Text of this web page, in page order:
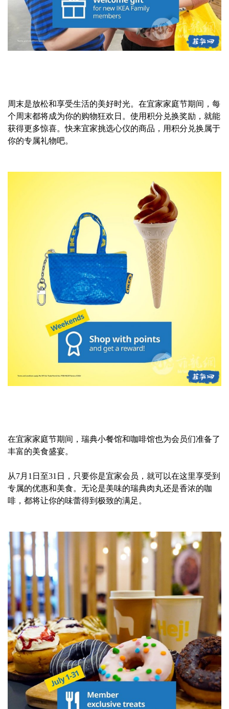
周末是放松和享受生活的美好时光。在宜家家庭节期间，每
个周末都将成为你的购物狂欢日。使用积分兑换奖励，就能
获得更多惊喜。快来宜家挑选心仪的商品，用积分兑换属于
你的专属礼物吧。
在宜家家庭节期间，瑞典小餐馆和咖啡馆也为会员们准备了
丰富的美食盛宴。
从7月1日至31日，只要你是宜家会员，就可以在这里享受到
专属的优惠和美食。无论是美味的瑞典肉丸还是香浓的咖
啡，都将让你的味蕾得到极致的满足。